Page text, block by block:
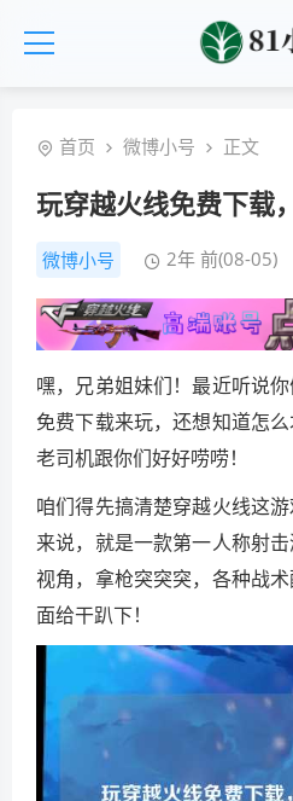
首页 微博小号 正文
玩穿越火线免费下载
微博小号 2年 前(08-05)
嘿，兄弟姐妹们！最近听说
免费下载来玩，还想知道怎
老司机跟你们好好唠唠！
咱们得先搞清楚穿越火线这
来说，就是一款第一人称射
视角，拿枪突突突，各种战
面给干趴下！